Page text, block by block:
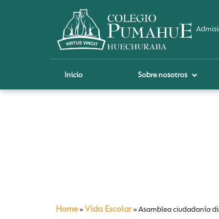
Inicio Sobre nosotros
Home » Vida Escolar»Asamblea ciudadanía